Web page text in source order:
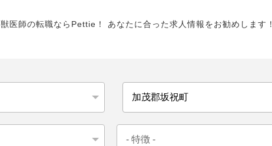
獣医師の転職ならPettie！ あなたに合った求人情報をお勧めします！